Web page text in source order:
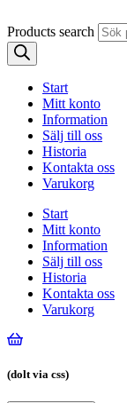
Products search
Start
Mitt konto
Information
Sälj till oss
Historia
Kontakta oss
Varukorg
Start
Mitt konto
Information
Sälj till oss
Historia
Kontakta oss
Varukorg
(dolt via css)